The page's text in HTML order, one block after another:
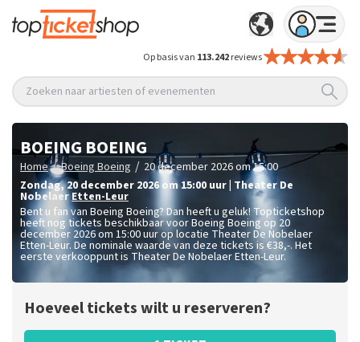
Op basis van 113.242reviews
Zoeken naar artiesten of evenementen
BOEING BOEING
Home / Boeing Boeing / 20 december 2026 om 15:00
zondag,20 december 2026 om 15:00 uur Theater De
NobelaerEtten-Leur
Bent u fan van Boeing Boeing? Dan heeft u geluk! Topticketshop
heeft nog tickets beschikbaar voor Boeing Boeing op 20
december 2026 om 15:00 uur op locatie Theater De Nobelaer
Etten-Leur. De nominale waarde van deze tickets is €38,-. Het
eerste verkooppunt is Theater De Nobelaer Etten-Leur.
Hoeveel tickets wilt u reserveren?